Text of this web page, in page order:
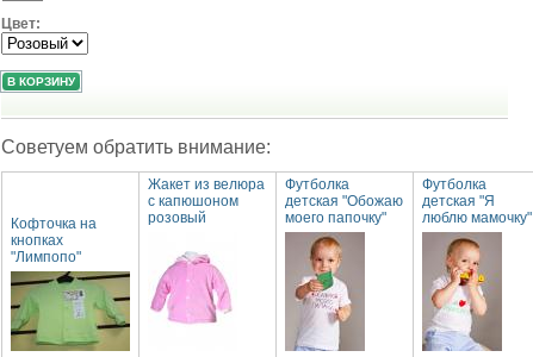
Цвет:
Советуем обратить внимание:
Кофточка на
кнопках
"Лимпопо"
Жакет из велюра
с капюшоном
розовый
Футболка
детская "Обожаю
моего папочку"
Футболка
детская "Я
люблю мамочку"